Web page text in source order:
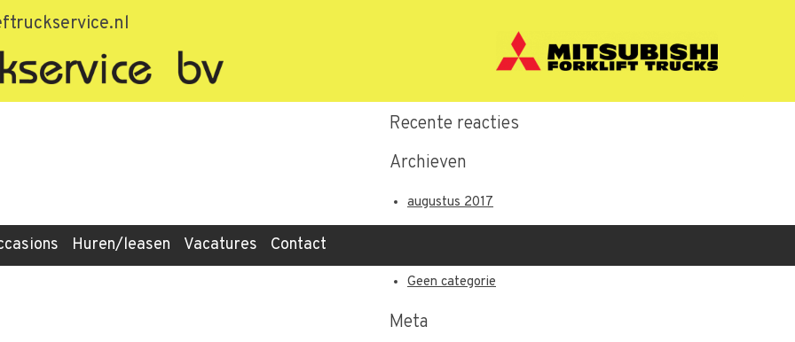
Huren/leasen Vacatures Contact
Recente berichten
Recente reacties
Archieven
augustus 2017
Geen categorie
Meta